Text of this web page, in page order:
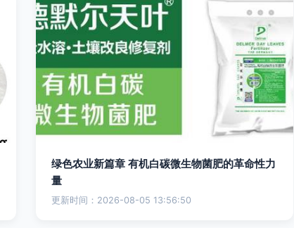
绿色农业新篇章 有机白碳微生物菌肥的革命性力
量
更新时间：2026-08-05 13:56:50